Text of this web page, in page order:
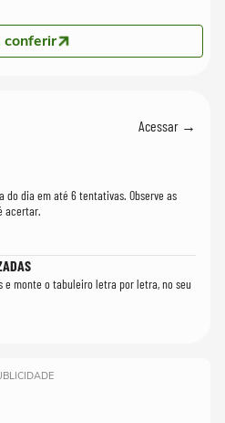
conferir
Acessar →
do dia em até 6 tentativas. Observe as
acertar.
e monte o tabuleiro letra por letra, no seu